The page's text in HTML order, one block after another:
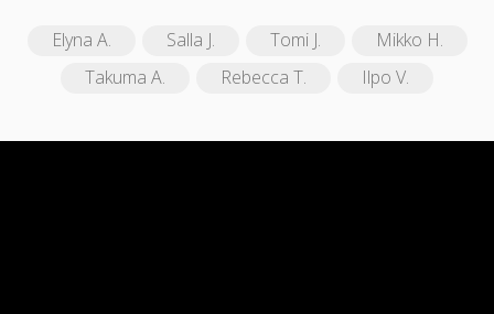
Elyna A. Salla J. Tomi J.
Mikko H.
Takuma A.
Rebecca T. Ilpo V.